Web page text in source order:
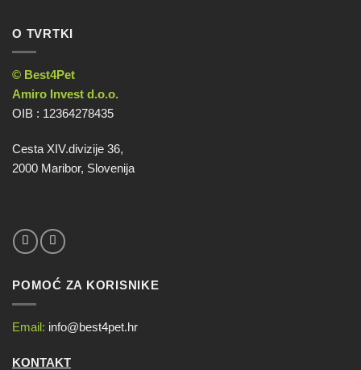
O TVRTKI
© Best4Pet
Amiro Invest d.o.o.
OIB : 12364278435
Cesta XIV.divizije 36,
2000 Maribor, Slovenija
POMOĆ ZA KORISNIKE
Email: info@best4pet.hr
KONTAKT